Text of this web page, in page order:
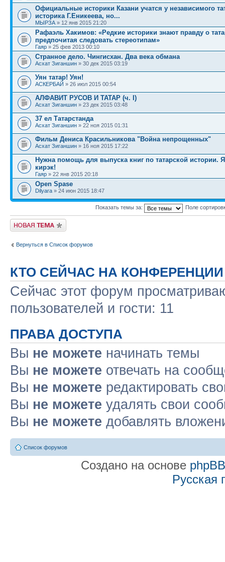
Официальные историки Казани учатся у независимого
историка Г.Еникеева, но...
МЫРЗА » 12 янв 2015 21:20
Рафаэль Хакимов: «Редкие историки знают правду о
предпочитая следовать стереотипам»
Гаяр » 25 фев 2013 00:10
Странное дело. Чингисхан. Два века обмана
Асхат Зиганшин » 30 дек 2015 03:19
Уян татар! Уян!
АСКЕРБАЙ » 26 июл 2015 00:54
АЛФАВИТ РУСОВ И ТАТАР (ч. I)
Асхат Зиганшин » 23 дек 2015 03:48
37 ел Татарстанда
Асхат Зиганшин » 22 ноя 2015 01:31
Фильм Дениса Красильникова "Война непрощенных"
Асхат Зиганшин » 16 ноя 2015 17:22
Нужна помощь для выпуска книг по татарской истории.
кирэк!
Гаяр » 22 янв 2015 20:18
Open Spase
Dilyara » 24 июн 2015 18:47
Показать темы за: Поле
Новая тема
Вернуться в Список форумов
КТО СЕЙЧАС НА КОНФЕРЕНЦИИ
Сейчас этот форум
пользователей и гости: 11
ПРАВА ДОСТУПА
Вы не можете начинать темы
Вы не можете отвечать на
Вы не можете редактировать
Вы не можете удалять свои
Вы не можете добавлять
Список форумов
Создано на основе phpBB
Русская